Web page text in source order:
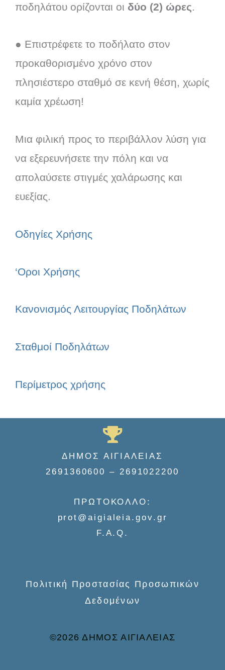
ποδηλάτου ορίζονται οι δύο (2) ώρες
● Επιστρέφετε το ποδήλατο στον
προκαθορισμένο χρόνο στον
πλησιέστερο σταθμό σε κενή θέση, χωρίς
καμία χρέωση!
Μια φιλική προς το περιβάλλον λύση για
να εξερευνήσετε την πόλη και να
απολαύσετε στιγμές χαλάρωσης και
ευεξίας.
Οδηγίες Χρήσης
‘Οροι Χρήσης
Κανονισμός Λειτουργίας Ποδηλάτων
Σταθμοί Ποδηλάτων
Περίμετρος χρήσης
ΔΗΜΟΣ ΑΙΓΙΑΛΕΙΑΣ
2691360600 – 2691022200
ΠΡΩΤΟΚΟΛΛΟ:
prot@aigialeia.gov.gr
F.A.Q.
Πολιτική Προστασίας Προσωπικών
Δεδομένων
©2026 ΔΗΜΟΣ ΑΙΓΙΑΛΕΙΑΣ